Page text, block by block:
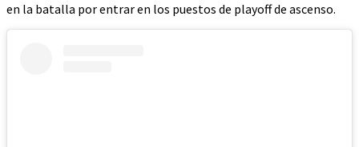
en la batalla por entrar en los puestos de playoff de ascenso.